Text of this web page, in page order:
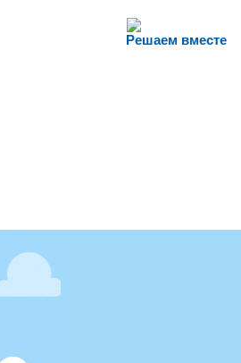
Решаем вместе